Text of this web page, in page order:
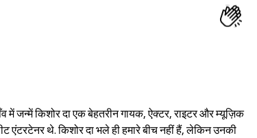
जन्में किशोर दा एक बेहतरीन गायक, ऐक्टर, राइटर और म्यूज़िक
एंटरटेनर थे. किशोर दा भले ही हमारे बीच नहीं हैं, लेकिन उनकी